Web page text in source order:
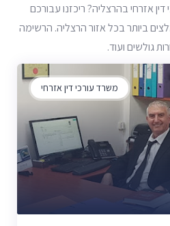
אזרחי בהרצליה? ריכזנו עבורכם
ביותר בכל אזור הרצליה. הרשימה
גולשים ועוד.
משרד עורכי דין אזרחי